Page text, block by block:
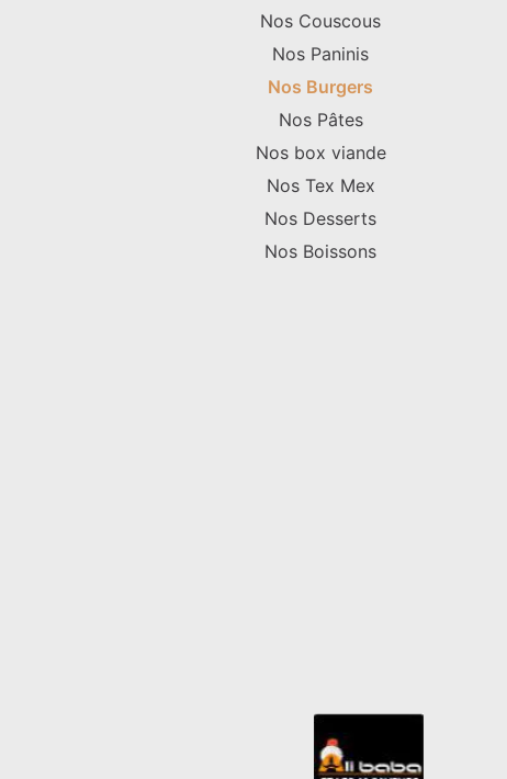
Nos Couscous
Nos Paninis
Nos Burgers
Nos Pâtes
Nos box viande
Nos Tex Mex
Nos Desserts
Nos Boissons